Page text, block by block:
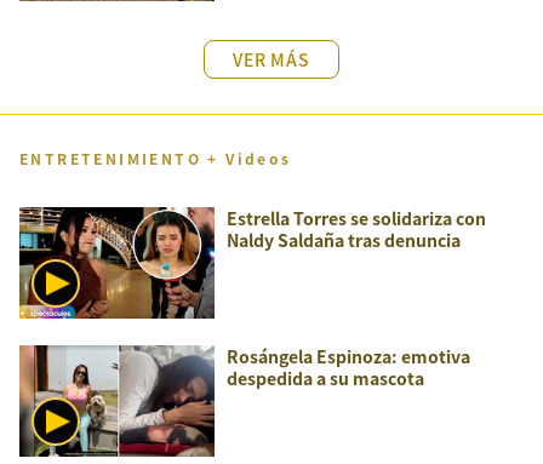
VER MÁS
ENTRETENIMIENTO + Videos
Estrella Torres se solidariza con
Naldy Saldaña tras denuncia
Rosángela Espinoza: emotiva
despedida a su mascota